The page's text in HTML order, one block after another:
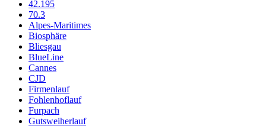
42.195
70.3
Alpes-Maritimes
Biosphäre
Bliesgau
BlueLine
Cannes
CJD
Firmenlauf
Fohlenhoflauf
Furpach
Gutsweiherlauf